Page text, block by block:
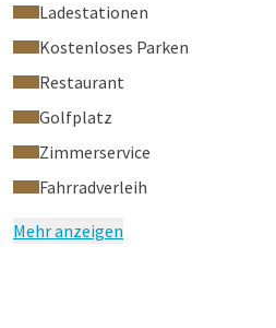
Ladestationen
Kostenloses Parken
Restaurant
Golfplatz
Zimmerservice
Fahrradverleih
Mehr anzeigen